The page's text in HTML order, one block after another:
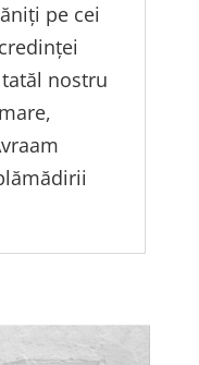
pe cei
nostru